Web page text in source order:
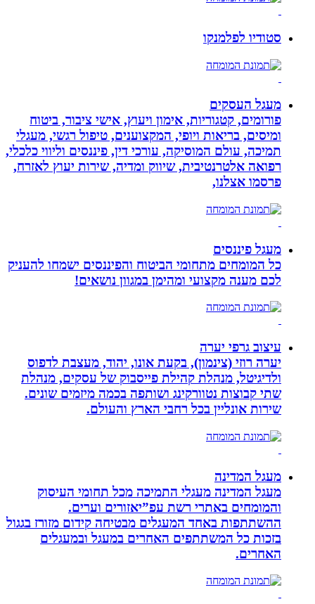
סטודיו לפלמנקו
מעגל העסקים
פורומים, קטגוריות, אימון ויעוץ, אישי ציבור, ביטוח
ומיסים, בריאות ויופי, המקצוענים, טיפול רגשי, מעגלי
תמיכה, עולם המוסיקה, עורכי דין, פיננסים וליווי כלכלי,
רפואה אלטרנטיבית, שיווק ומדיה, שירות יעוץ לאזרח,
פרסמו אצלנו,
מעגל פיננסים
כל המומחים מתחומי הביטוח והפיננסים ישמחו להעניק
לכם מענה מקצועי ומהימן במגוון נושאים!
עיצוב גרפי יערה
יערה רוזי (צינמון), בקעת אונו, יהוד, מעצבת לדפוס
ולדיגיטל, מנהלת קהילת פייסבוק של עסקים, מנהלת
שתי קבוצות נטוורקינג ושותפה בכמה מיזמים שונים.
שירות אונליין בכל רחבי הארץ והעולם.
מעגל המדינה
מעגל המדינה מעגלי התמיכה מכל תחומי העיסוק
והמומחים באתרי רשת עפ”יאזורים וערים.
ההשתתפות באחד המעגלים מבטיחה קידום מזורז בגגול
בזכות כל המשתתפים האחרים במעגל ובמעגלים
האחרים.